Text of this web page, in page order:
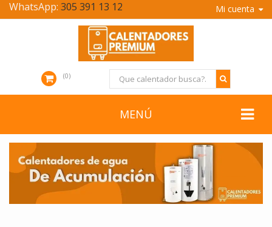
Mi cuenta
WhatsApp: 305 391 13 12
0
MENÚ